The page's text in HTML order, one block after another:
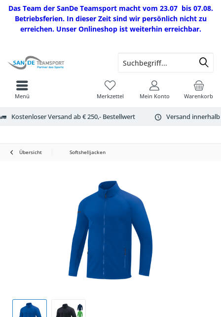
Das Team der SanDe Teamsport macht vom 23.07 bis 07.08.
Betriebsferien. In dieser Zeit sind wir persönlich nicht zu
erreichen. Unser Onlineshop ist weiterhin erreichbar.
Kostenloser Versand ab € 250,- Bestellwert Versand
Warenkorb
Merkzettel Mein Konto
Menü
Übersicht Softshelljacken